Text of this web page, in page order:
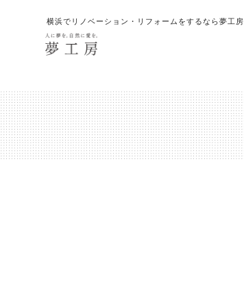
横浜でリノベーション・リフォームをするなら夢工房